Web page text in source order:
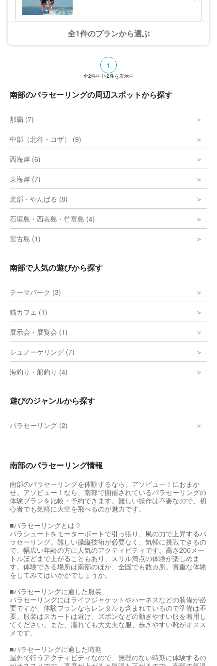
全1件のプランから選ぶ
1
全2件中1~2件を表示中
南部のパラセーリングの周辺スポットから探す
那覇 (7)
中部（北谷・コザ） (9)
西海岸 (6)
東海岸 (7)
北部・やんばる (8)
石垣島・西表島・竹富島 (4)
宮古島 (1)
南部で人気の遊びから探す
テーマパーク (3)
猫カフェ (1)
展示会・展覧会 (1)
シュノーケリング (7)
海釣り・船釣り (4)
遊びのジャンルから探す
パラセーリング (2)
南部のパラセーリング情報
南部のパラセーリングを体験するなら、アソビュー！におまか
せ。アソビュー！なら、南部で開催されているパラセーリングの
体験プランを比較・予約できます。難しい操作は不要なので、初
心者でも気軽に大空を飛べるのが魅力です。
■パラセーリングとは？
パラシュートをモーターボートで引っ張り、風の力で上昇するパ
ラセーリング。難しい操縦技術が必要なく、気軽に挑戦できるの
で、幅広い年齢の方に人気のアクティビティです。高さ200メー
トルほどまで上がることもあり、スリル満点の体験が楽しめま
す。体験できる場所は南部のほか、全国でも数カ所。貴重な体験
をしてみてはいかがでしょうか。
■パラセーリングに適した服装
パラセーリングにはライフジャケットやハーネスなどの装備が必
要ですが、体験プランならレンタルも含まれているので準備は不
要。服装はスカートは避け、ズボンなどの動きやすい服を着用し
てください。また、濡れても大丈夫な服、歩きやすい靴がオスス
メです。
■パラセーリングに適した時期
屋外で行うアクティビティなので、無理のない時期に体験するの